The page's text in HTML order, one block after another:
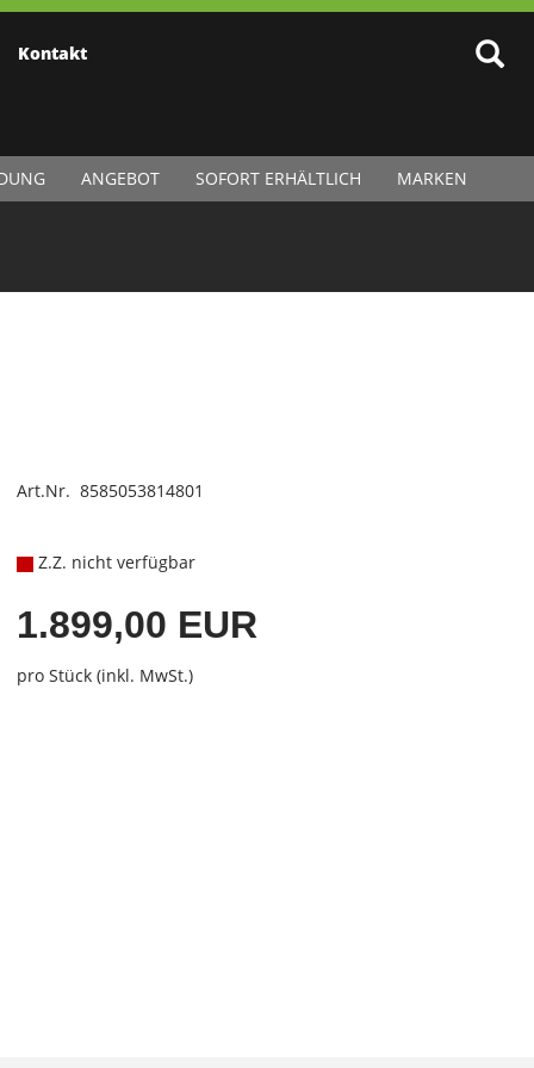
Kontakt
ANGEBOT SOFORT ERHÄLTLICH MARKEN
Art.Nr. 8585053814801
Z.Z. nicht verfügbar
1.899,00 EUR
pro Stück (inkl. MwSt.)